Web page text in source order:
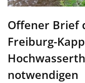
Offener Brief
Freiburg-
notwendigen